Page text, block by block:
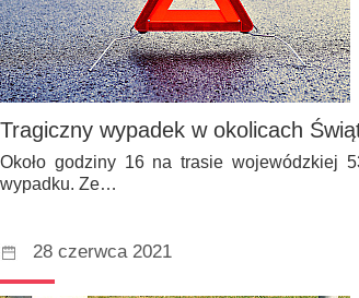
Tragiczny wypadek w okolicach
Około godziny 16 na trasie wojewódzkiej
wypadku. Ze…
28 czerwca 2021